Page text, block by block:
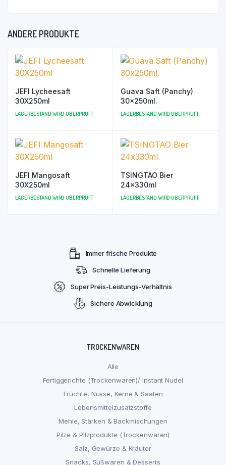
ANDERE PRODUKTE
JEFI Lycheesaft
30X250ml
LAGERBESTAND WIRD ÜBERPRÜFT
Guava Saft (Panchy)
30x250ml.
LAGERBESTAND WIRD ÜBERPRÜFT
JEFI Mangosaft
30X250ml
LAGERBESTAND WIRD ÜBERPRÜFT
TSINGTAO Bier
24x330ml
LAGERBESTAND WIRD ÜBERPRÜFT
Immer frische Produkte
Schnelle Lieferung
Super Preis-Leistungs-Verhältnis
Sichere Abwicklung
TROCKENWAREN
Alle
Fertiggerichte (Trockenwaren)/ Instant Nudel
Früchte, Nüsse, Kerne & Saaten
Lebensmittelzusatzstoffe
Mehle, Stärken & Backmischungen
Pilze & Pilzprodukte (Trockenwaren)
Salz, Gewürze & Kräuter
Snacks, Süßwaren & Desserts